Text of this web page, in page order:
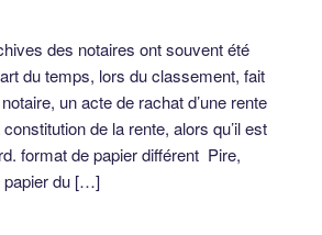
des notaires ont souvent été
du temps, lors du classement, fait
un acte de rachat d’une rente
de la rente, alors qu’il est
format de papier différent Pire,
papier du […]